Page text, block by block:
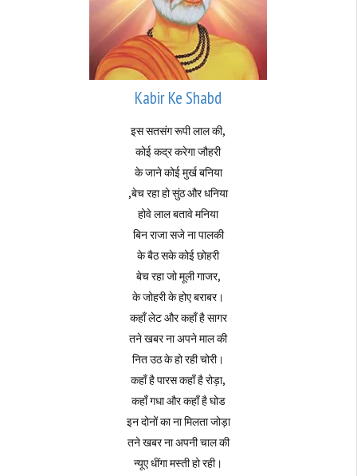
Kabir Ke Shabd
इस सतसंग रूपी लाल की,
कोई कद्र करेगा जौहरी
के जाने कोई मुर्ख बनिया
,बेच रहा हो सुंठ और धनिया
होवे लाल बतावे मनिया
बिन राजा सजे ना पालकी
के बैठ सके कोई छोहरी
बेच रहा जो मूली गाजर,
के जोहरी के होए बराबर।
कहाँ लेट और कहाँ है सागर
तने खबर ना अपने माल की
नित उठ के हो रही चोरी।
कहाँ है पारस कहाँ है रोड़ा,
कहाँ गधा और कहाँ है घोड
इन दोनों का ना मिलता जोड़ा
तने खबर ना अपनी चाल की
न्यूए धींगा मस्ती हो रही।